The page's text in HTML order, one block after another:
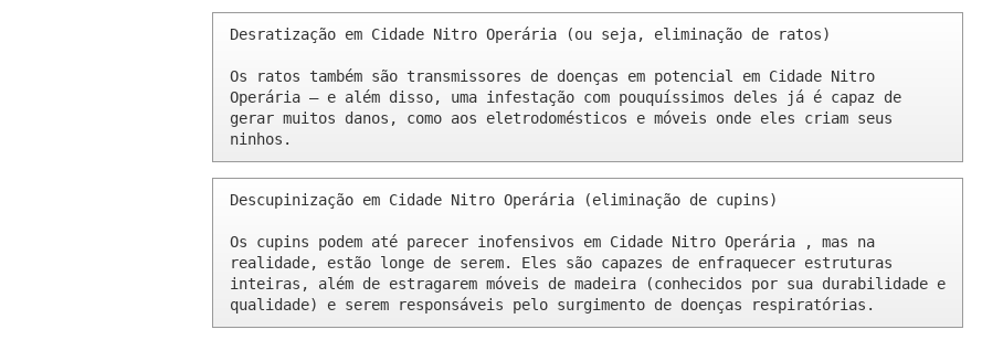
Desratização em Cidade Nitro Operária (ou seja, eliminação de ratos)
Os ratos também são transmissores de doenças em potencial em Cidade Nitro
Operária – e além disso, uma infestação com pouquíssimos deles já é capaz de
gerar muitos danos, como aos eletrodomésticos e móveis onde eles criam seus
ninhos.
Descupinização em Cidade Nitro Operária (eliminação de cupins)
Os cupins podem até parecer inofensivos em Cidade Nitro Operária , mas na
realidade, estão longe de serem. Eles são capazes de enfraquecer estruturas
inteiras, além de estragarem móveis de madeira (conhecidos por sua durabilidade e
qualidade) e serem responsáveis pelo surgimento de doenças respiratórias.